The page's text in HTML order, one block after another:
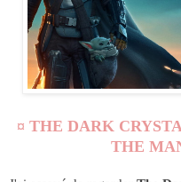
¤ THE DARK
THE